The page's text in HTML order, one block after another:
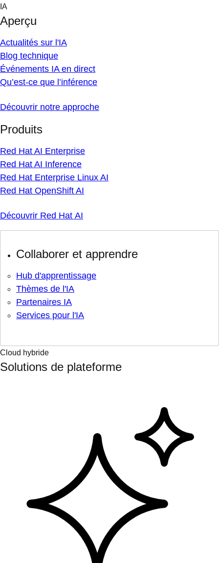
Skip
content
IA
Aperçu
Actualités sur l'IA
Blog technique
Événements IA en direct
Qu’est-ce que l’inférence
Découvrir notre approche
Produits
Red Hat AI Enterprise
Red Hat AI Inference
Red Hat Enterprise Linux AI
Red Hat OpenShift AI
Découvrir Red Hat AI
Collaborer et apprendre
Hub d'apprentissage
Thèmes de l'IA
Partenaires IA
Services pour l'IA
Cloud hybride
Solutions de plateforme